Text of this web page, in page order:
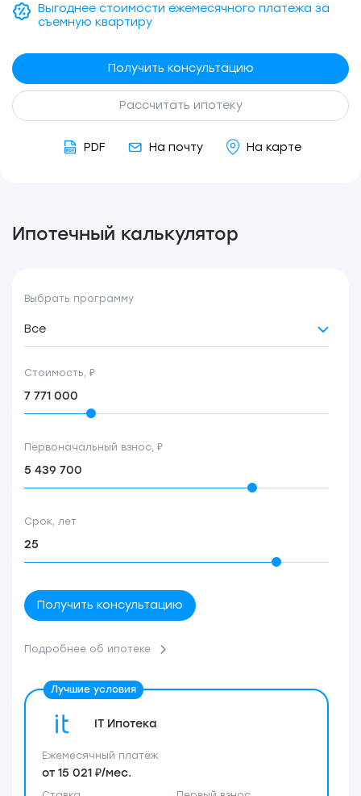
Выгоднее стоимости ежемесячного платежа за
съемную квартиру
Получить консультацию
Рассчитать ипотеку
PDF На почту На карте
Ипотечный калькулятор
Выбрать программу
Все
Стоимость, ₽
Первоначальный взнос, ₽
Срок, лет
Получить консультацию
Подробнее об ипотеке
IT Ипотека
Ежемесячный платёж
от 15 021 ₽/мес.